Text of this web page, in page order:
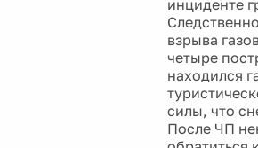
инциденте
взрыва
четыре
находился
силы, что
После ЧП